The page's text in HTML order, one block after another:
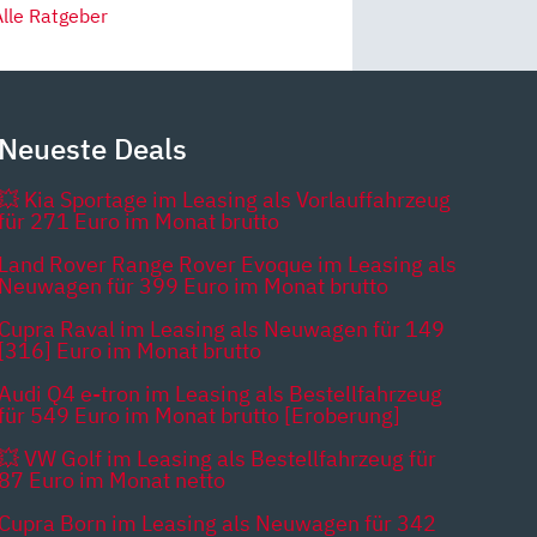
Ratgeber
Deals
Kia Sportage im Leasing als Vorlauffahrzeug
271 Euro im Monat brutto
Rover Range Rover Evoque im Leasing als
für 399 Euro im Monat brutto
Raval im Leasing als Neuwagen für 149
Euro im Monat brutto
Q4 e-tron im Leasing als Bestellfahrzeug
549 Euro im Monat brutto [Eroberung]
VW Golf im Leasing als Bestellfahrzeug für
Euro im Monat netto
Born im Leasing als Neuwagen für 342